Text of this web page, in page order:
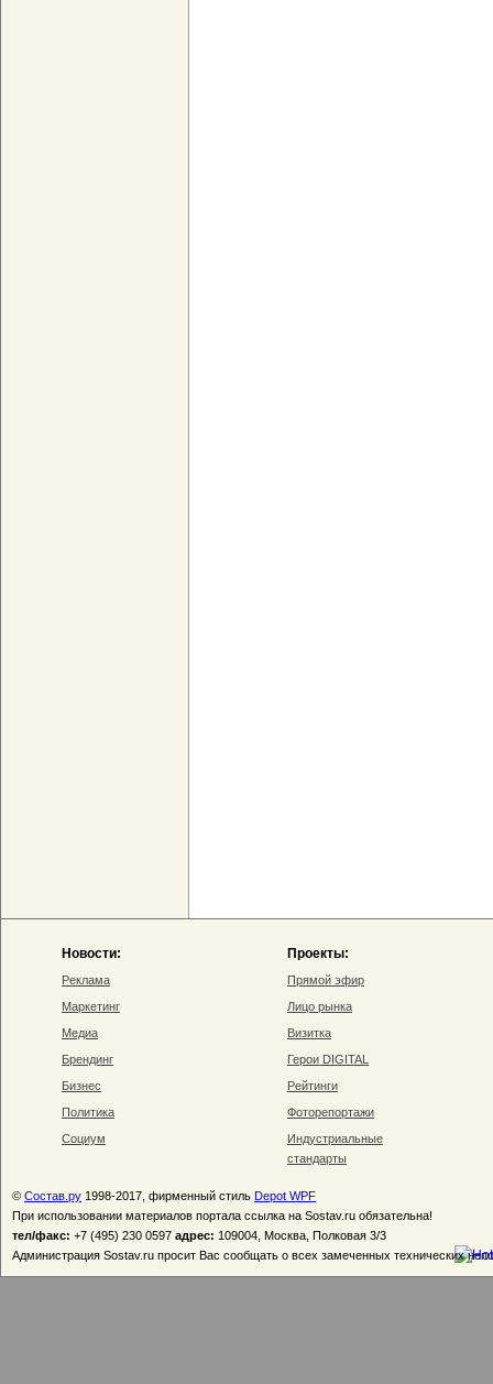
Новости:
Реклама
Маркетинг
Медиа
Брендинг
Бизнес
Политика
Социум
Проекты:
Прямой эфир
Лицо рынка
Визитка
Герои DIGITAL
Рейтинги
Фоторепортажи
Индустриальные
стандарты
© Состав.ру 1998-2017, фирменный стиль Depot WPF
При использовании материалов портала ссылка на Sostav.ru обязательна!
тел/факс: +7 (495) 230 0597 адрес: 109004, Москва, Полковая 3/3
Администрация Sostav.ru просит Вас сообщать о всех замеченных технических